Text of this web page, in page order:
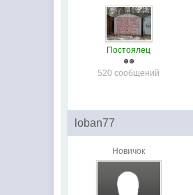
Постоялец
520 сообщений
loban77
Новичок